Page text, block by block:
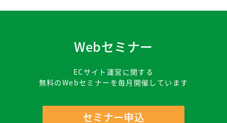
Webセミナー
ECサイト運営に関する
無料のWebセミナーを毎月開催しています
セミナー申込